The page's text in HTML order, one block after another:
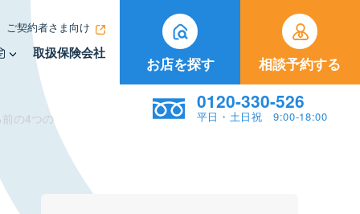
ご契約者さま向け
取扱保険会社
お店を探す 相談予約する
0120-330-526
平日・土日祝 9:00-18:00
の4つの